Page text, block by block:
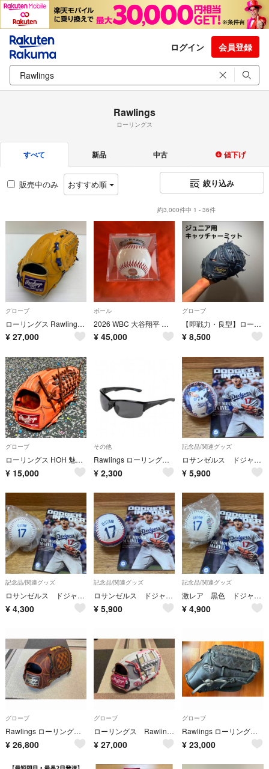
ログイン 会員登録
Rawlings
ローリングス
すべて 新品 中古 値下げ
販売中のみ おすすめ順 絞り込み
約3,000件中 1 - 36件
グローブ
ローリングス Rawlings HOH GRSOHHG 軟式 大人 一般 投手用 グローブ ピッチャー グラブ 右投げ オーダー 中古品 野球 9370
¥ 27,000
ボール
2026 WBC 大谷翔平 直筆サインボール/収納ケース付き
¥ 45,000
グローブ
【即戦力・良型】ローリングス ジュニア 少年軟式用 ファーストミット GJ3R92AFS
¥ 8,500
グローブ
ローリングス HOH 魅せる捕球が男前 巧 内野手用 軟式用 グローブ 軟式野球 11インチ レッドオレンジ Rawlings
¥ 15,000
その他
Rawlings ローリングス 高校野球対応サングラス 偏光レンズ フリー レンズ:スモーク/フレーム:ブラック REW21-00
¥ 2,300
記念品/関連グッズ
ロサンゼルス ドジャース 大谷翔平 ボール スタジアム購入 冊子付き
¥ 5,900
記念品/関連グッズ
ロサンゼルス ドジャース 大谷翔平 レプリカ ボール スタジアム購入 冊子付
¥ 4,300
記念品/関連グッズ
ロサンゼルス ドジャース 大谷翔平 ボール スタジアム購入 冊子付
¥ 5,900
記念品/関連グッズ
激レア 黒色 ドジャース 大谷翔平 ボール スタジアム購入 冊子付
¥ 4,900
グローブ
Rawlings ローリングス 軟式 グローブ 野球グラブ HOH
¥ 26,800
グローブ
ローリングス Rawlings 軟式 グローブ HOH HACKS CAMO 内野手用 新品未使用品
¥ 27,000
グローブ
Rawlings ローリングス 軟式野球グローブ ブラック 投手用
¥ 23,000